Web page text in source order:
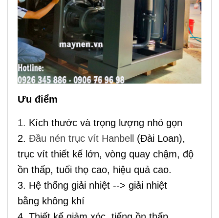
Ưu điểm
1. Kích thước và trọng lượng nhỏ gọn
2. Đầu nén trục vít Hanbell
(Đài Loan),
trục vít thiết kế lớn, vòng quay chậm, độ
ồn thấp, tuổi thọ cao, hiệu quả cao.
3. Hệ thống giải nhiệt --> giải nhiệt
bằng không khí